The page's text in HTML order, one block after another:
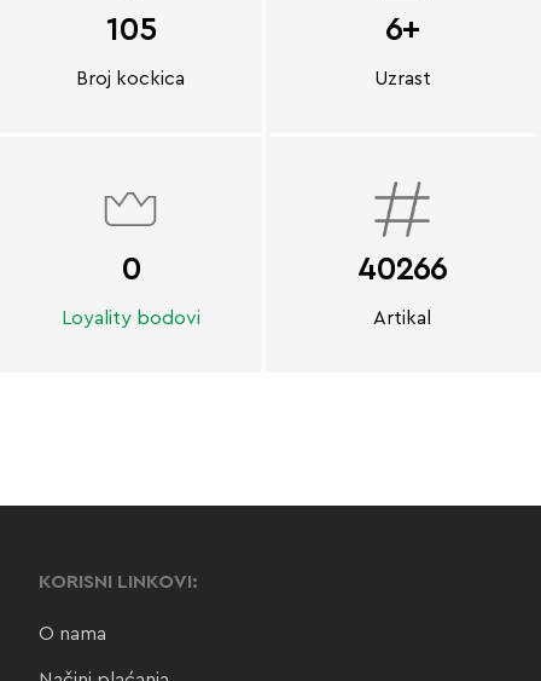
105
Broj kockica
6+
Uzrast
0
Loyality bodovi
40266
Artikal
KORISNI LINKOVI:
O nama